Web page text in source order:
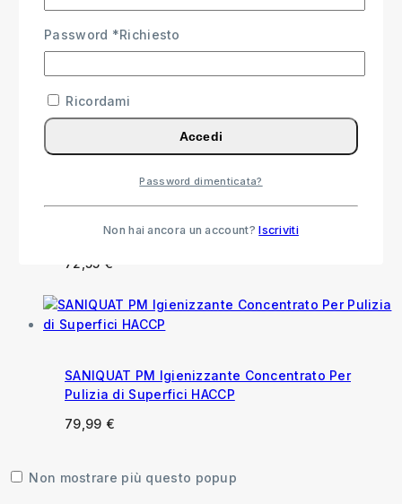
Anfosan Detergente Igienizzante per
Pavimenti e Superfici con Profumo Balsamico
15,99€
72,55 €
SANIQUAT PM Igienizzante Concentrato Per
Pulizia di Superfici HACCP
79,99 €
Non mostrare più questo popup
Password *Richiesto
Ricordami
Accedi
Password dimenticata?
Non hai ancora un account?Iscriviti